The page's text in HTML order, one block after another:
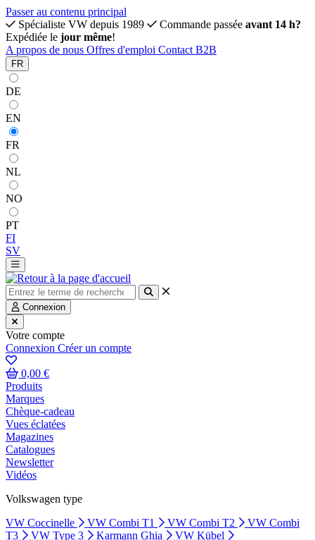
Passer au contenu principal
Spécialiste VW depuis 1989
Commande passée avant 14 h?
Expédiée le jour même!
A propos de nous Offres d'emploi Contact B2B
FR
DE
EN
FR
NL
NO
PT
FI
SV
Connexion
Votre compte
Connexion Créer un compte
0,00 €
Produits
Marques
Chèque-cadeau
Vues éclatées
Magazines
Catalogues
Newsletter
Vidéos
Volkswagen type
VW Coccinelle
VW Combi T1 VW Combi T2
VW Combi
T3
VW Type 3 Karmann Ghia VW Kübel